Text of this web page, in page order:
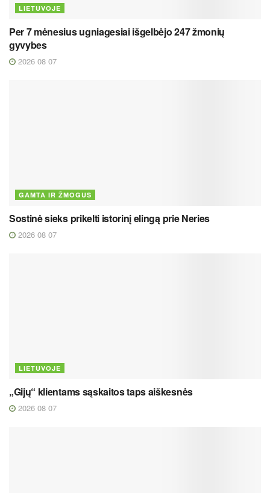
LIETUVOJE
Per 7 mėnesius ugniagesiai išgelbėjo 247 žmonių
gyvybes
2026 08 07
GAMTA IR ŽMOGUS
Sostinė sieks prikelti istorinį elingą prie Neries
2026 08 07
LIETUVOJE
„Gijų“ klientams sąskaitos taps aiškesnės
2026 08 07